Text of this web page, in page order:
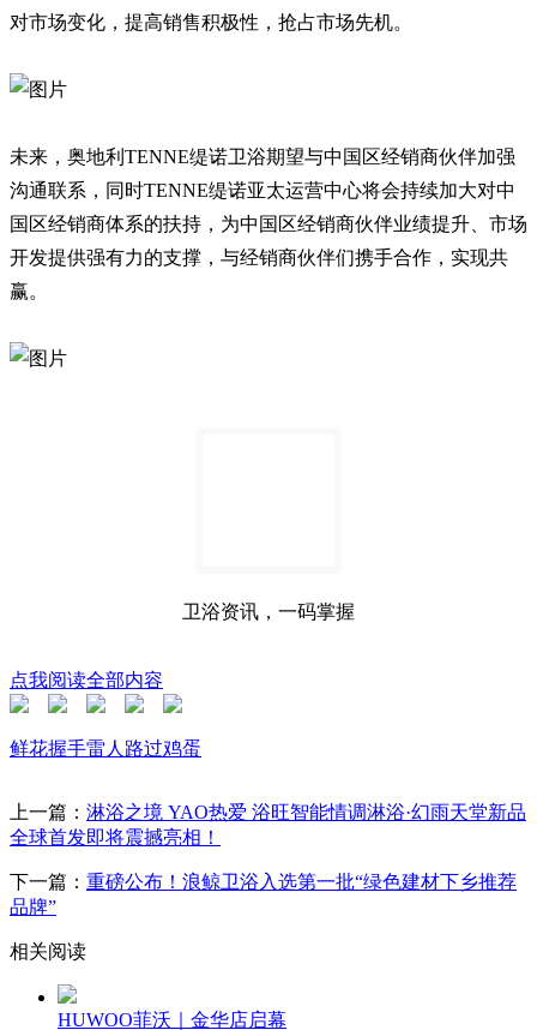
对市场变化，提高销售积极性，抢占市场先机。
未来，奥地利TENNE缇诺卫浴期望与中国区经销商伙伴加强
沟通联系，同时TENNE缇诺亚太运营中心将会持续加大对中
国区经销商体系的扶持，为中国区经销商伙伴业绩提升、市场
开发提供强有力的支撑，与经销商伙伴们携手合作，实现共
赢。
卫浴资讯，一码掌握
点我阅读全部内容
鲜花握手雷人 路过鸡蛋
上一篇： 淋浴之境 YAO热爱 浴旺智能情调淋浴·幻雨天堂新品
全球首发即将震撼亮相！
下一篇： 重磅公布！浪鲸卫浴入选第一批“绿色建材下乡推荐
品牌”
相关阅读
HUWOO菲沃｜金华店启幕